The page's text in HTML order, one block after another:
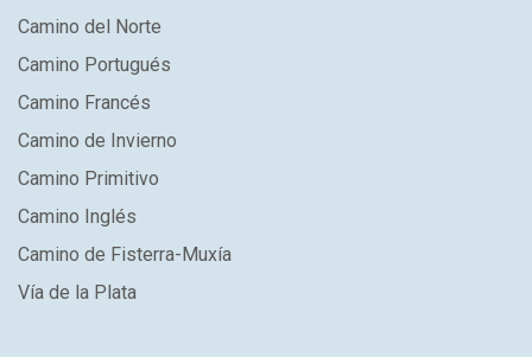
Camino del Norte
Camino Portugués
Camino Francés
Camino de Invierno
Camino Primitivo
Camino Inglés
Camino de Fisterra-Muxía
Vía de la Plata